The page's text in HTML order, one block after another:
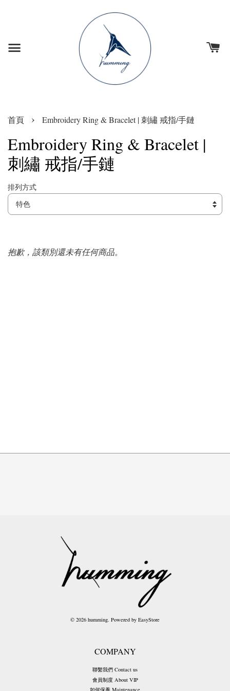
首頁 › Embroidery Ring & Bracelet | 刺繡 戒指/手鏈
Embroidery Ring & Bracelet |
刺繡 戒指/手鏈
排列方式
抱歉，該類別還未有任何商品。
© 2026 humming. Powered by EasyStore
COMPANY
聯繫我們 Contact us
會員制度 About VIP
如何保養 Maintenance